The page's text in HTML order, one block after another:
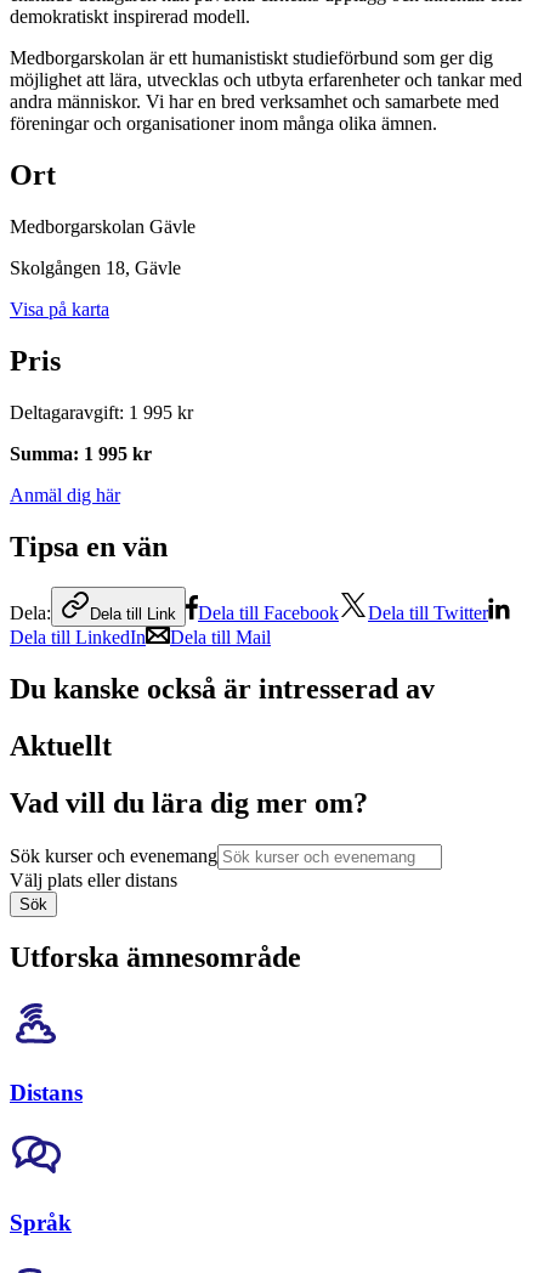
demokratiskt inspirerad modell.
Medborgarskolan är ett humanistiskt studieförbund som ger dig
möjlighet att lära, utvecklas och utbyta erfarenheter och tankar med
andra människor. Vi har en bred verksamhet och samarbete med
föreningar och organisationer inom många olika ämnen.
Ort
Medborgarskolan Gävle
Skolgången 18, Gävle
Visa på karta
Pris
Deltagaravgift: 1 995 kr
Summa: 1 995 kr
Anmäl dig här
Tipsa en vän
Dela: Dela till Link Dela till Facebook
Dela till Twitter
Dela till LinkedIn
Dela till Mail
Du kanske också är intresserad av
Aktuellt
Vad vill du lära dig mer om?
Sök kurser och evenemang
Välj plats eller distans
Sök
Utforska ämnesområde
Distans
Språk